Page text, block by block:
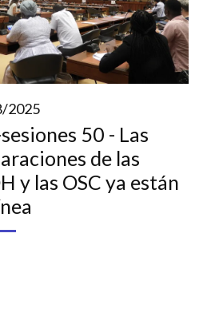
2025
50 - Las
de las
y las OSC ya están